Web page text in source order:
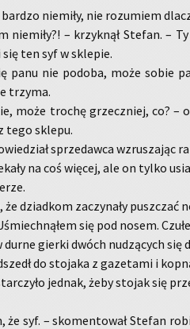
nie­mi­ły, nie ro­zu­miem
nie­mi­ły?! – krzyk­nął Ste­fan. –
ten syf w skle­pie.
panu nie po­do­ba, może sobie
trzy­ma.
może tro­chę grzecz­niej, co? –
tego skle­pu.
sprze­daw­ca wzru­sza­jąc
na coś wię­cej, ale on tylko
że dziad­kom za­czy­na­ły pusz­czać
się pod nosem.
durne gier­ki dwóch nu­dzą­cych się
do sto­ja­ka z ga­ze­ta­mi i
jed­nak, żeby sto­jak się
że syf. – sko­men­to­wał Ste­fan